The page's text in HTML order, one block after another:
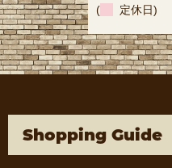
( 定休日)
Shopping Guide